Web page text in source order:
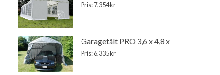
Pris: 7,354 kr
Garagetält PRO 3,6 x 4,8 x
Pris: 6,335 kr